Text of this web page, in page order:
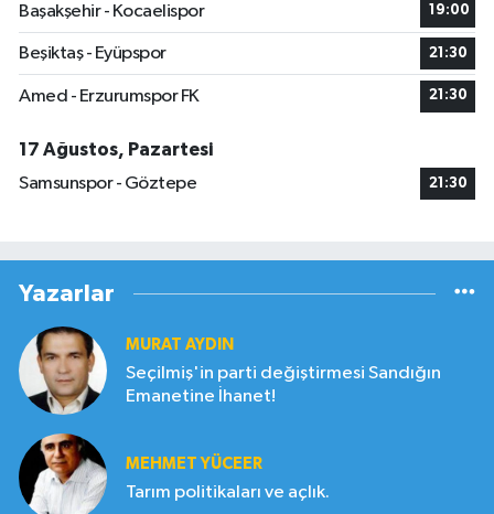
Başakşehir - Kocaelispor
19:00
Beşiktaş - Eyüpspor 21:30
Amed - Erzurumspor FK 21:30
17 Ağustos, Pazartesi
Samsunspor - Göztepe
21:30
Yazarlar
MURAT AYDIN
Seçilmiş'in parti değiştirmesi Sandığın
Emanetine İhanet!
MEHMET YÜCEER
Tarım politikaları ve açlık.